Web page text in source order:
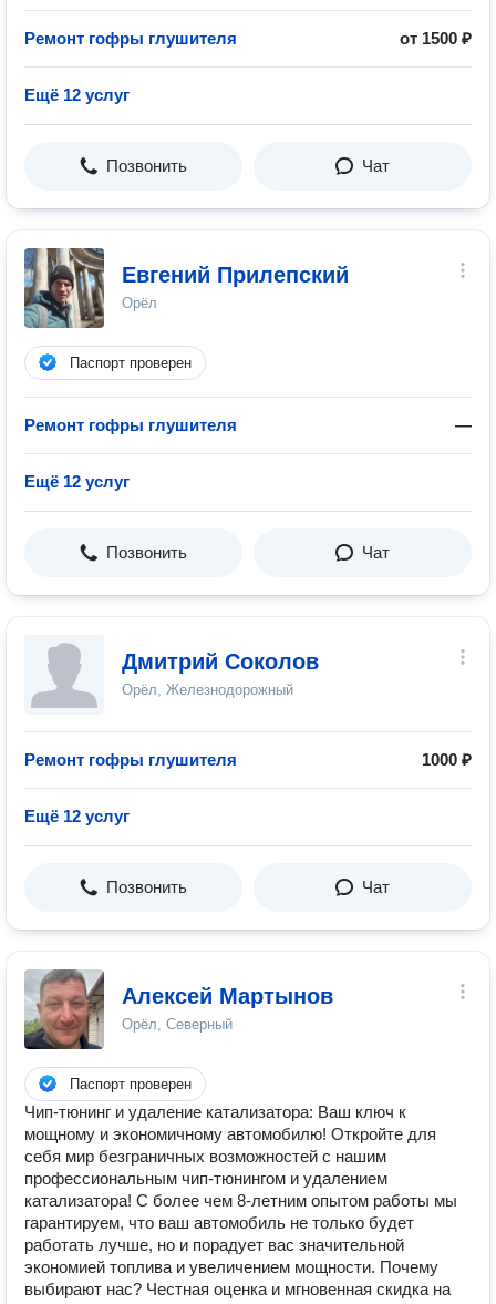
Ремонт гофры глушителя от 1500 ₽
Ещё 12 услуг
Позвонить Чат
Евгений Прилепский
Орёл
Паспорт проверен
Ремонт гофры глушителя —
Ещё 12 услуг
Позвонить Чат
Дмитрий Соколов
Орёл, Железнодорожный
Ремонт гофры глушителя 1000 ₽
Ещё 12 услуг
Позвонить Чат
Алексей Мартынов
Орёл, Северный
Паспорт проверен
Чип-тюнинг и удаление катализатора: Ваш ключ к
мощному и экономичному автомобилю! Откройте для
себя мир безграничных возможностей с нашим
профессиональным чип-тюнингом и удалением
катализатора! С более чем 8-летним опытом работы мы
гарантируем, что ваш автомобиль не только будет
работать лучше, но и порадует вас значительной
экономией топлива и увеличением мощности. Почему
выбирают нас? Честная оценка и мгновенная скидка на